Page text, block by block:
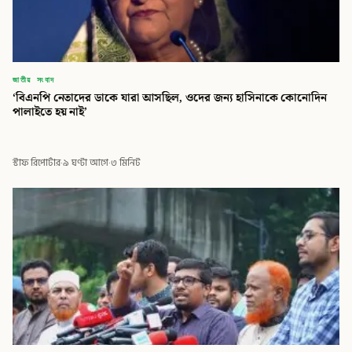
জাতীয় সংবাদ
‘বিএনপি নেতাদের ডাকে যারা আসছিল, ওদের জন্য হাসিনাকে কোনোদিন
পালাইতে হয় নাই’
স্টাফ রিপোর্টার·৯ ঘণ্টা আগে·৩ মিনিট